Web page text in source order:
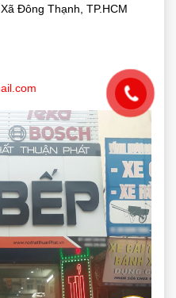
Đông Thạnh, TP.HCM